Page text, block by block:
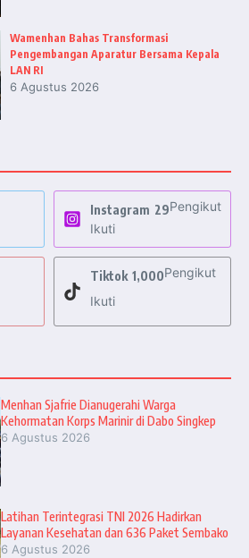
Wamenhan Bahas Transformasi
Pengembangan Aparatur Bersama Kepala
LAN RI
6 Agustus 2026
Instagram 29Pengikut
Ikuti
Tiktok 1,000Pengikut
Ikuti
Menhan Sjafrie Dianugerahi Warga
Kehormatan Korps Marinir di Dabo Singkep
6 Agustus 2026
Latihan Terintegrasi TNI 2026 Hadirkan
Layanan Kesehatan dan 636 Paket Sembako
6 Agustus 2026